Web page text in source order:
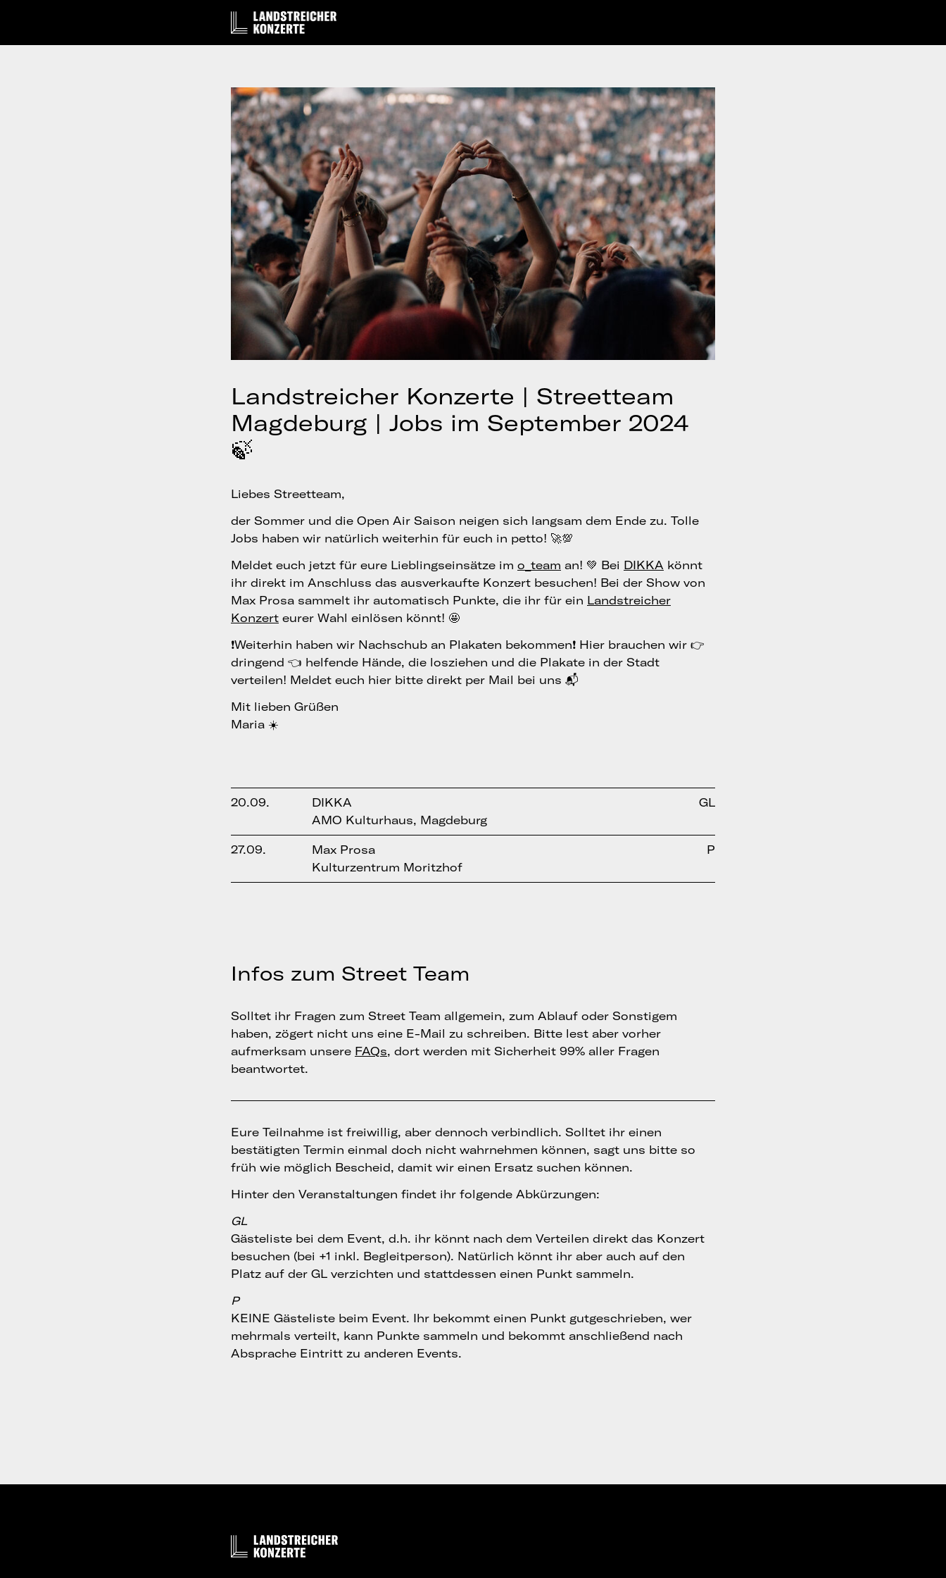
Landstreicher Konzerte | Streetteam
Magdeburg | Jobs im September 2024
🍃
Liebes Streetteam,
der Sommer und die Open Air Saison neigen sich langsam dem Ende zu. Tolle
Jobs haben wir natürlich weiterhin für euch in petto! 🚀💯
Meldet euch jetzt für eure Lieblingseinsätze im o_team an! 💚 Bei DIKKA könnt
ihr direkt im Anschluss das ausverkaufte Konzert besuchen! Bei der Show von
Max Prosa sammelt ihr automatisch Punkte, die ihr für ein Landstreicher
Konzert eurer Wahl einlösen könnt! 🤩
❗️Weiterhin haben wir Nachschub an Plakaten bekommen❗️ Hier brauchen wir 👉
dringend 👈 helfende Hände, die losziehen und die Plakate in der Stadt
verteilen! Meldet euch hier bitte direkt per Mail bei uns 📬
Mit lieben Grüßen
Maria ☀️
20.09.
DIKKA
AMO Kulturhaus, Magdeburg
GL
27.09.
Max Prosa
Kulturzentrum Moritzhof
P
Infos zum Street Team
Solltet ihr Fragen zum Street Team allgemein, zum Ablauf oder Sonstigem
haben, zögert nicht uns eine E-Mail zu schreiben. Bitte lest aber vorher
aufmerksam unsere FAQs, dort werden mit Sicherheit 99% aller Fragen
beantwortet.
Eure Teilnahme ist freiwillig, aber dennoch verbindlich. Solltet ihr einen
bestätigten Termin einmal doch nicht wahrnehmen können, sagt uns bitte so
früh wie möglich Bescheid, damit wir einen Ersatz suchen können.
Hinter den Veranstaltungen findet ihr folgende Abkürzungen:
GL
Gästeliste bei dem Event, d.h. ihr könnt nach dem Verteilen direkt das Konzert
besuchen (bei +1 inkl. Begleitperson). Natürlich könnt ihr aber auch auf den
Platz auf der GL verzichten und stattdessen einen Punkt sammeln.
P
KEINE Gästeliste beim Event. Ihr bekommt einen Punkt gutgeschrieben, wer
mehrmals verteilt, kann Punkte sammeln und bekommt anschließend nach
Absprache Eintritt zu anderen Events.